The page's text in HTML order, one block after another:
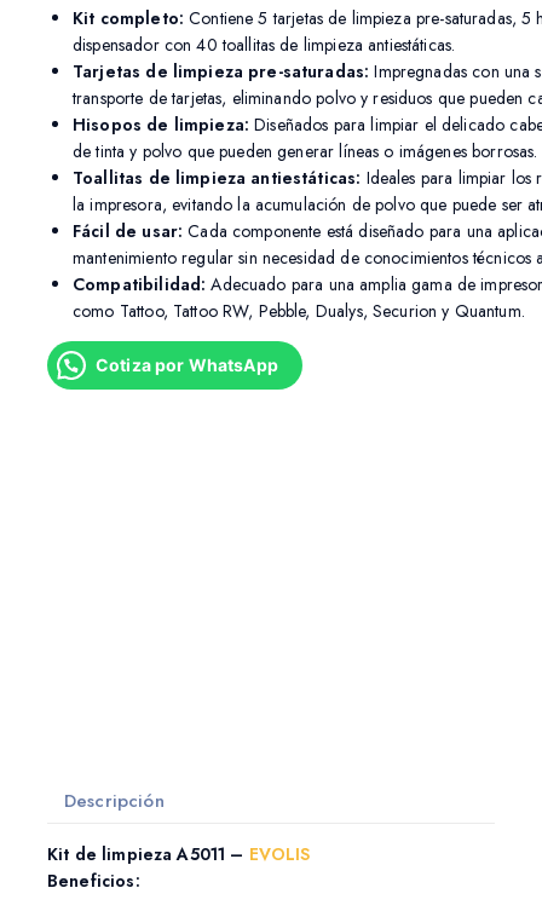
Kit completo: Contiene 5 tarjetas de limpieza pre-saturadas,
dispensador con 40 toallitas de limpieza antiestáticas.
Tarjetas de limpieza pre-saturadas: Impregnadas con una
transporte de tarjetas, eliminando polvo y residuos que pueden
Hisopos de limpieza: Diseñados para limpiar el delicado
de tinta y polvo que pueden generar líneas o imágenes borrosas.
Toallitas de limpieza antiestáticas: Ideales para limpiar los
la impresora, evitando la acumulación de polvo que puede ser
Fácil de usar: Cada componente está diseñado para una
mantenimiento regular sin necesidad de conocimientos técnicos
Compatibilidad: Adecuado para una amplia gama de
como Tattoo, Tattoo RW, Pebble, Dualys, Securion y Quantum.
Cotiza por WhatsApp
Descripción
Kit de limpieza A5011 – EVOLIS
Beneficios: